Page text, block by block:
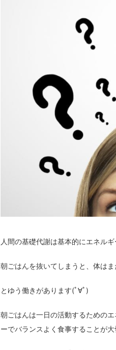
人間の基礎代謝は基本的にエネル
朝ごはんを抜いてしまうと、体は
とゆう働きがあります(ﾟ∀ﾟ)
朝ごはんは一日の活動するための
ーでバランスよく食事することが大